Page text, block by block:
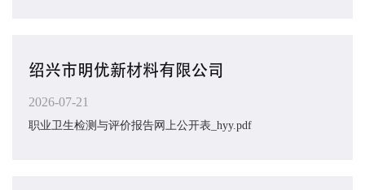
绍兴市明优新材料有限公司
2026-07-21
职业卫生检测与评价报告网上公开表_hyy.pdf